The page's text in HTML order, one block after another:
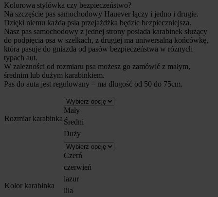
Kolorowa stylówka czy bezpieczeństwo?
Na szczęście pas samochodowy Hauever łączy i jedno i drugie.
Dzięki niemu każda psia przejażdżka będzie bezpieczniejsza.
Nasz pas samochodowy z jednej strony posiada karabinek służący
do podpięcia psa w szelkach, z drugiej ma uniwersalną końcówkę,
która pasuje do gniazda od pasów bezpieczeństwa w różnych
typach aut.
W zależności od rozmiaru psa możesz go zamówić z małym,
średnim lub dużym karabinkiem.
Pas do auta jest regulowany – ma długość od 50 do 75cm.
Rozmiar karabinka
Mały
Średni
Duży
Kolor karabinka
Czerń
czerwień
lazur
lila